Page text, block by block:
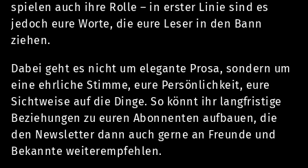
spielen auch ihre Rolle – in erster Linie sind es
jedoch eure Worte, die eure Leser in den Bann
ziehen.
Dabei geht es nicht um elegante Prosa, sondern um
eine ehrliche Stimme, eure Persönlichkeit, eure
Sichtweise auf die Dinge. So könnt ihr langfristige
Beziehungen zu euren Abonnenten aufbauen, die
den Newsletter dann auch gerne an Freunde und
Bekannte weiterempfehlen.